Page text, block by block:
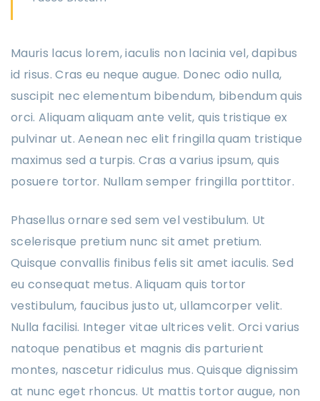
Mauris lacus lorem, iaculis non lacinia vel, dapibus
id risus. Cras eu neque augue. Donec odio nulla,
suscipit nec elementum bibendum, bibendum quis
orci. Aliquam aliquam ante velit, quis tristique ex
pulvinar ut. Aenean nec elit fringilla quam tristique
maximus sed a turpis. Cras a varius ipsum, quis
posuere tortor. Nullam semper fringilla porttitor.
Phasellus ornare sed sem vel vestibulum. Ut
scelerisque pretium nunc sit amet pretium.
Quisque convallis finibus felis sit amet iaculis. Sed
eu consequat metus. Aliquam quis tortor
vestibulum, faucibus justo ut, ullamcorper velit.
Nulla facilisi. Integer vitae ultrices velit. Orci varius
natoque penatibus et magnis dis parturient
montes, nascetur ridiculus mus. Quisque dignissim
at nunc eget rhoncus. Ut mattis tortor augue, non